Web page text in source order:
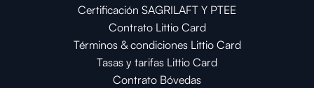
Certificación SAGRILAFT Y PTEE
Contrato Littio Card
Términos & condiciones Littio Card
Tasas y tarifas Littio Card
Contrato Bóvedas